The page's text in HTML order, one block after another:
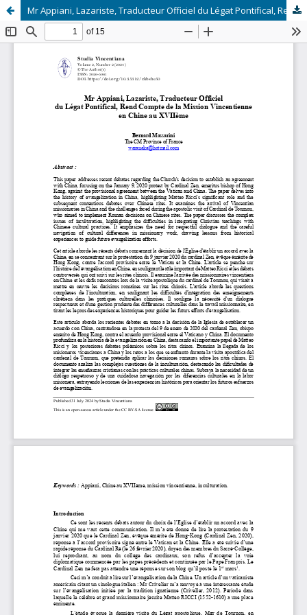
Mr Appiani, Lazariste, Traducteur Officiel du Légat Pontifical, Rend Compte de la Mission Vincentienne en Chine au XVIIème